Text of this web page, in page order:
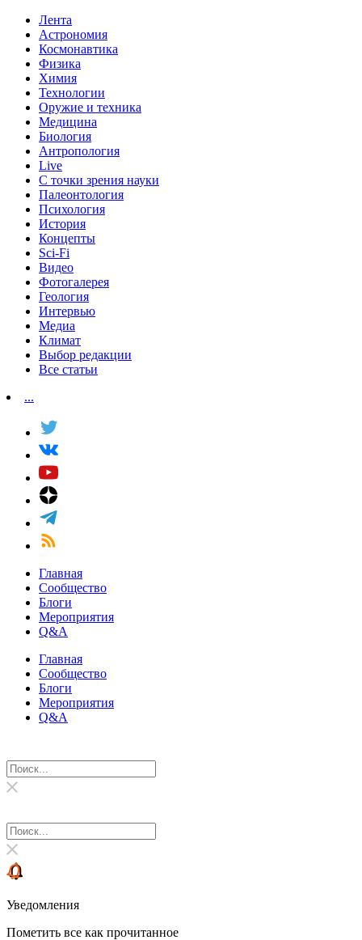
Лента
Астрономия
Космонавтика
Физика
Химия
Технологии
Оружие и техника
Медицина
Биология
Антропология
Live
С точки зрения науки
Палеонтология
Психология
История
Концепты
Sci-Fi
Видео
Фотогалерея
Геология
Интервью
Медиа
Климат
Выбор редакции
Все статьи
...
Главная
Сообщество
Блоги
Мероприятия
Q&A
Главная
Сообщество
Блоги
Мероприятия
Q&A
Уведомления
Пометить все как прочитанное